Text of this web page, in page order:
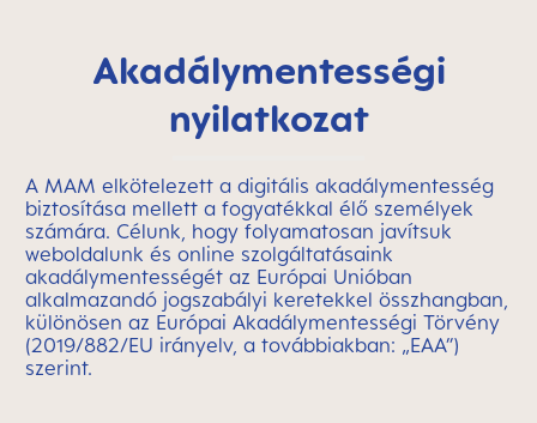
Akadálymentességi
nyilatkozat
A MAM elkötelezett a digitális akadálymentesség
biztosítása mellett a fogyatékkal élő személyek
számára. Célunk, hogy folyamatosan javítsuk
weboldalunk és online szolgáltatásaink
akadálymentességét az Európai Unióban
alkalmazandó jogszabályi keretekkel összhangban,
különösen az Európai Akadálymentességi Törvény
(2019/882/EU irányelv, a továbbiakban: „EAA”)
szerint.